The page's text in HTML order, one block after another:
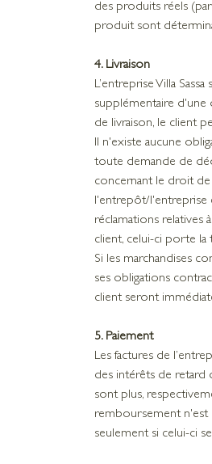
des produits réels
produit sont
4. Livraison
L’entreprise Villa
supplémentaire d'une
de livraison, le client
Il n'existe aucune
toute demande de
concernant le droit de
l'entrepôt/l'entreprise
réclamations relatives
client, celui-ci porte la
Si les marchandises
ses obligations
client seront
5. Paiement
Les factures de
des intérêts de retard
sont plus,
remboursement n'est
seulement si celui-ci